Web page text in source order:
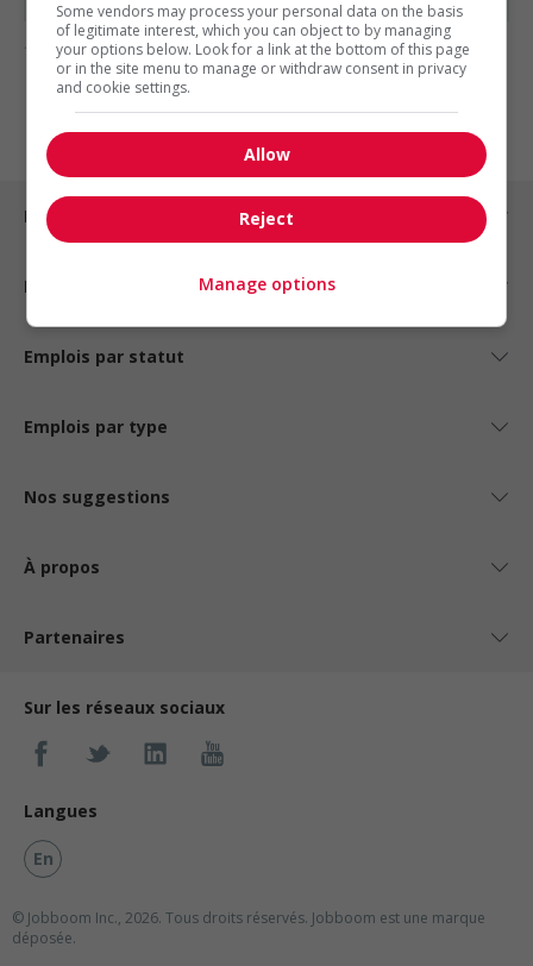
1 - 1 de 1 résultats
Emplois par ville
Emplois par secteur
Emplois par statut
Emplois par type
Nos suggestions
À propos
Partenaires
Sur les réseaux sociaux
Langues
En
© Jobboom Inc., 2026. Tous droits réservés. Jobboom est une marque
déposée.
Some vendors may process your personal data on the basis
of legitimate interest, which you can object to by managing
your options below. Look for a link at the bottom of this page
or in the site menu to manage or withdraw consent in privacy
and cookie settings.
Allow
Reject
Manage options